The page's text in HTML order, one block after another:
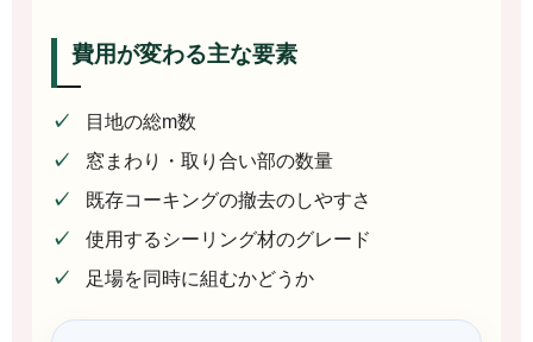
費用が変わる主な要素
目地の総m数
窓まわり・取り合い部の数量
既存コーキングの撤去のしやすさ
使用するシーリング材のグレード
足場を同時に組むかどうか